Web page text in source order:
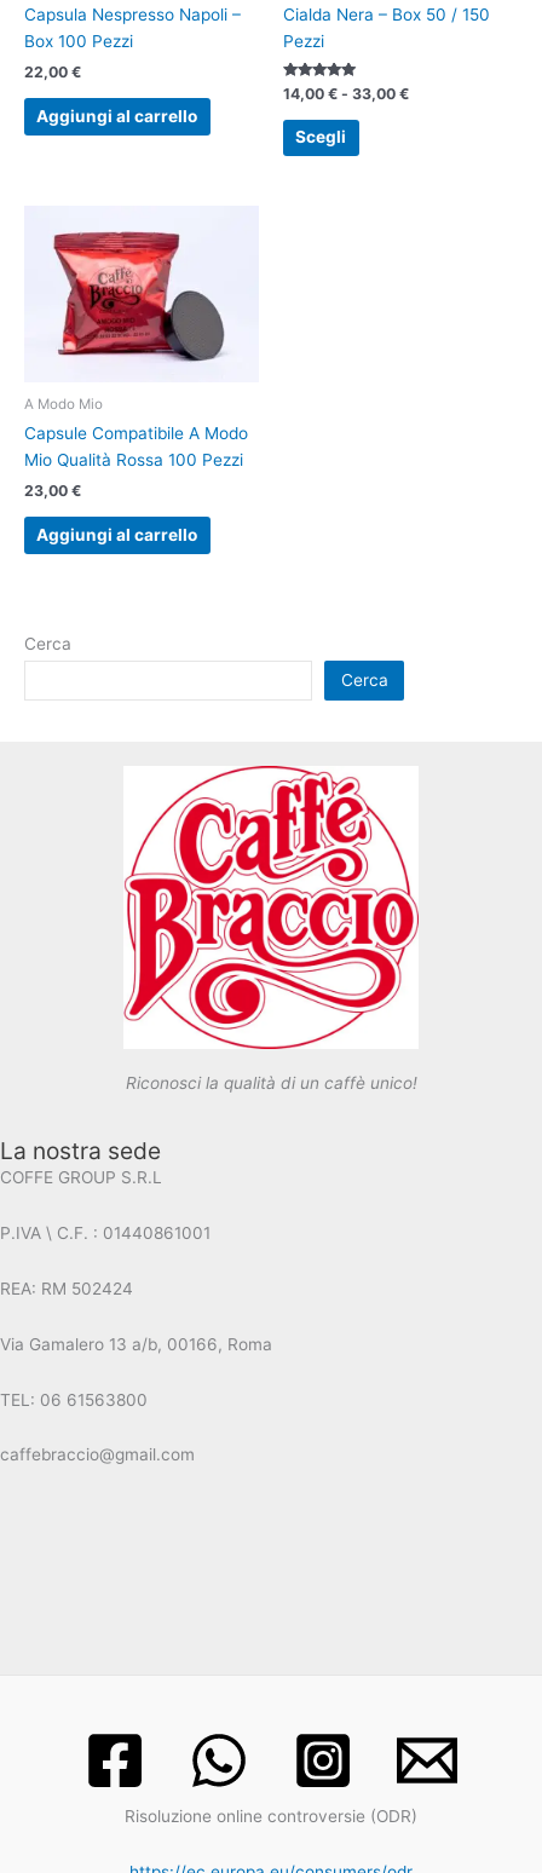
Capsula Nespresso Napoli –
Box 100 Pezzi
22,00 €
Aggiungi al carrello
Cialda Nera – Box 50 / 150
Pezzi
Valutato
5.00
su 5
14,00 € - 33,00 €
Scegli
essere
pagina
del
A Modo Mio
Capsule Compatibile A Modo
Mio Qualità Rossa 100 Pezzi
23,00 €
Aggiungi al carrello
Cerca
Cerca
Riconosci la qualità di un caffè unico!
La nostra sede
COFFE GROUP S.R.L
P.IVA \ C.F. : 01440861001
REA: RM 502424
Via Gamalero 13 a/b, 00166, Roma
TEL: 06 61563800
caffebraccio@gmail.com
Risoluzione online controversie (ODR)